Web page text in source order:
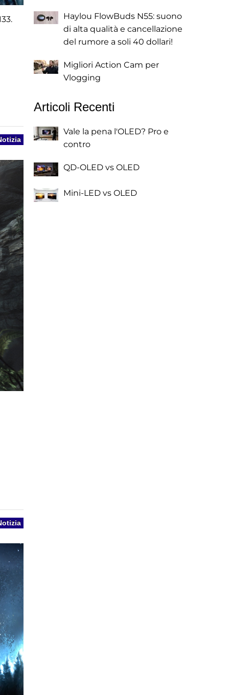
Haylou FlowBuds N55: suono
di alta qualità e cancellazione
del rumore a soli 40 dollari!
Migliori Action Cam per
Vlogging
Articoli Recenti
Vale la pena l'OLED? Pro e
contro
QD-OLED vs OLED
Mini-LED vs OLED